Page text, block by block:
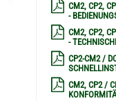
CM2, CP2,
-
CM2, CP2,
-
CP2-CM2 /
CM2, CP2 /